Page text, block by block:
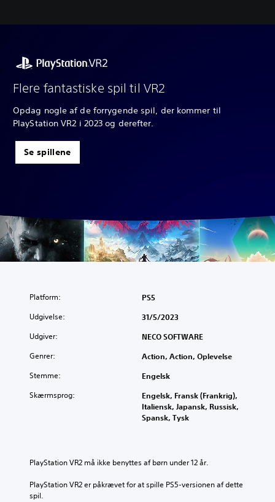
Flere fantastiske spil til VR2
Opdag nogle af de forrygende spil, der kommer til
PlayStation VR2 i 2023 og derefter.
Se spillene
Platform: PS5
Udgivelse: 31/5/2023
Udgiver: NECO SOFTWARE
Genrer: Action, Action, Oplevelse
Stemme: Engelsk
Skærmsprog:
Engelsk, Fransk (Frankrig),
Italiensk, Japansk, Russisk,
Spansk, Tysk
PlayStation VR2 må ikke benyttes af børn under 12 år.
PlayStation VR2 er påkrævet for at spille PS5-versionen af dette
spil.